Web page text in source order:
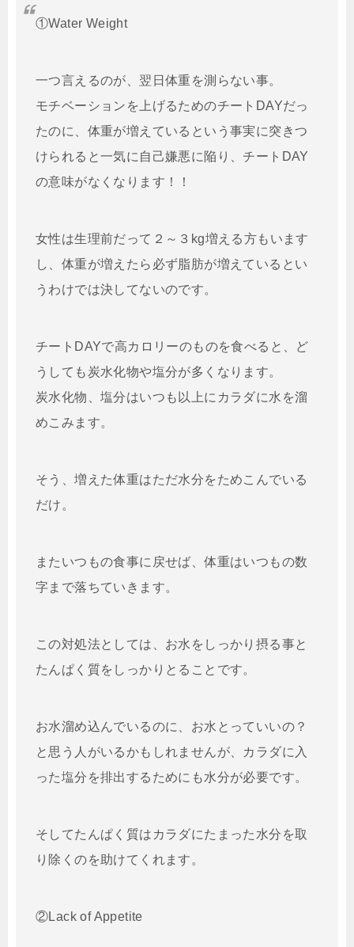
①Water Weight
一つ言えるのが、翌日体重を測らない事。
モチベーションを上げるためのチートDAYだっ
たのに、体重が増えているという事実に突きつ
けられると一気に自己嫌悪に陥り、チートDAY
の意味がなくなります！！
女性は生理前だって２～３kg増える方もいます
し、体重が増えたら必ず脂肪が増えているとい
うわけでは決してないのです。
チートDAYで高カロリーのものを食べると、ど
うしても炭水化物や塩分が多くなります。
炭水化物、塩分はいつも以上にカラダに水を溜
めこみます。
そう、増えた体重はただ水分をためこんでいる
だけ。
またいつもの食事に戻せば、体重はいつもの数
字まで落ちていきます。
この対処法としては、お水をしっかり摂る事と
たんぱく質をしっかりとることです。
お水溜め込んでいるのに、お水とっていいの？
と思う人がいるかもしれませんが、カラダに入
った塩分を排出するためにも水分が必要です。
そしてたんぱく質はカラダにたまった水分を取
り除くのを助けてくれます。
②Lack of Appetite